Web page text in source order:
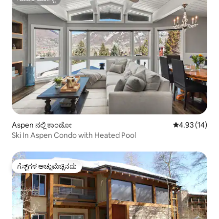
ಸೂಪರ್‌ಹೋಸ್ಟ್
Aspen ನಲ್ಲಿ ಕಾಂಡೋ 5 ರಲ್ಲಿ 4.93
4.93 (14)
Ski In Aspen Condo with Heated Pool
ಗೆಸ್ಟ್‌ಗಳ ಅಚ್ಚುಮೆಚ್ಚಿನದು
ಗೆಸ್ಟ್‌ಗಳ ಅಚ್ಚುಮೆಚ್ಚಿನದು